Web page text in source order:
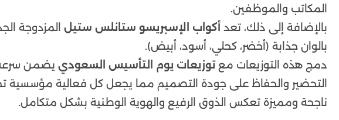
المكاتب والموظفين.
بالإضافة إلى ذلك، تعد أكواب الإسبريسو ستانلس ستيل المزدوجة
بالوان جذابة (أخضر، كحلي، أسود، أبيض).
دمج هذه التوزيعات معتوزيعات يوم التأسيس السعودي يضمن
التحضير والحفاظ على جودة التصميم مما يجعل كل فعالية مؤسسية
ناجحة ومميزة تعكس الذوق الرفيع والهوية الوطنية بشكل متكامل.